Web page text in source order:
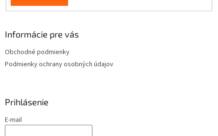
Informácie pre vás
Obchodné podmienky
Podmienky ochrany osobných údajov
Prihlásenie
E-mail